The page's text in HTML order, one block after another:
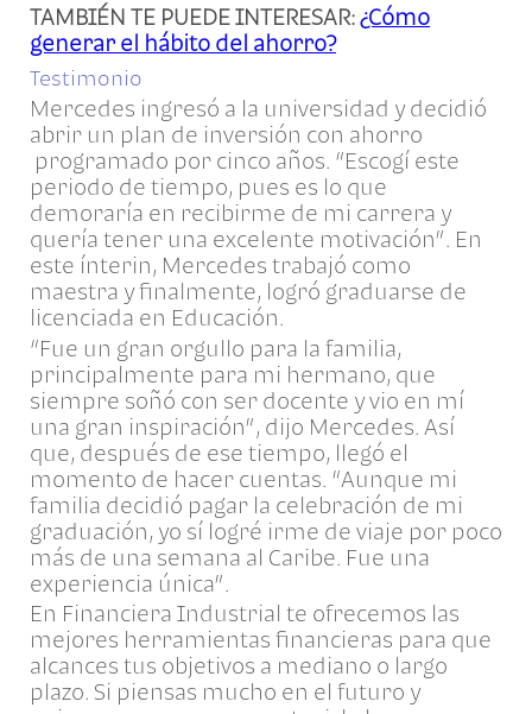
TAMBIÉN TE PUEDE INTERESAR:¿Cómo
generar el hábito del ahorro?
Testimonio
Mercedes ingresó a la universidad y decidió
abrir un plan de inversión con ahorro
programado por cinco años. “Escogí este
periodo de tiempo, pues es lo que
demoraría en recibirme de mi carrera y
quería tener una excelente motivación”. En
este ínterin, Mercedes trabajó como
maestra y finalmente, logró graduarse de
licenciada en Educación.
“Fue un gran orgullo para la familia,
principalmente para mi hermano, que
siempre soñó con ser docente y vio en mí
una gran inspiración”, dijo Mercedes. Así
que, después de ese tiempo, llegó el
momento de hacer cuentas. “Aunque mi
familia decidió pagar la celebración de mi
graduación, yo sí logré irme de viaje por poco
más de una semana al Caribe. Fue una
experiencia única”.
En Financiera Industrial te ofrecemos las
mejores herramientas financieras para que
alcances tus objetivos a mediano o largo
plazo. Si piensas mucho en el futuro y